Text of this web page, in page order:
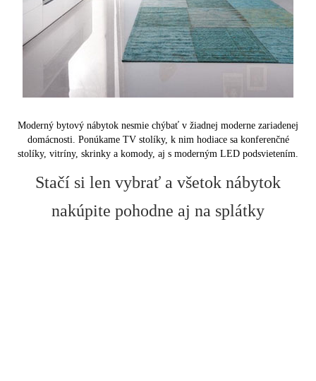
Moderný bytový nábytok nesmie chýbať v žiadnej moderne zariadenej
domácnosti. Ponúkame TV stolíky, k nim hodiace sa konferenčné
stolíky, vitríny, skrinky a komody, aj s moderným LED podsvietením.
Stačí si len vybrať a všetok nábytok
nakúpite pohodne aj na splátky